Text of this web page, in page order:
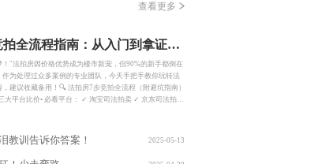
查看更多
法拍房竞拍全流程指南：从入门到拿证，7步避开所有坑！
！"法拍房因价格优势成为楼市新宠，但90%的新手都倒在
作为处理过众多案例的专业团队，今天手把手教你玩转法
建议收藏备用！🔍 法拍房7步竞拍全流程（附避坑指南）
大平台比价• 必看平台： ✓ 淘宝司法拍卖 ✓ 京东司法拍卖
/自住） • 物业欠费（最高记录28万！） • 隐蔽工程（带验
居走访（了解房屋历史）3️⃣ 保证金：最容易出错的环节
金额：起拍价10-20% • 时限：建议提前48小时缴纳 • 卡
教训告诉你答案！ 2025-05-13